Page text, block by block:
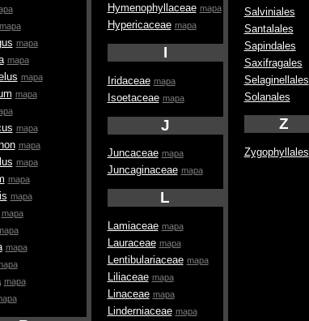
mapa
mapa
mapa
mapa
mapa
mapa
mapa
mapa
mapa
mapa
mapa
mapa
mapa
Hymenophyllaceae mapa
Hypericaceae mapa
I
Iridaceae mapa
Isoetaceae mapa
J
Juncaceae mapa
Juncaginaceae mapa
L
Lamiaceae mapa
Lauraceae mapa
Lentibulariaceae mapa
Liliaceae mapa
Linaceae mapa
Linderniaceae mapa
Salviniales
Santalales
Sapindales
Saxifragales
Selaginellales
Solanales
Z
Zygophyllales